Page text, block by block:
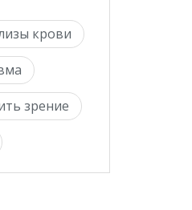
крови
зрение